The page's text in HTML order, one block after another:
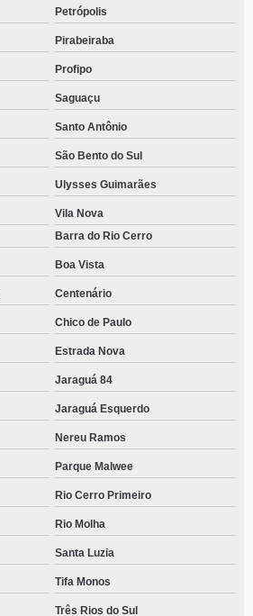
Petrópolis
Pirabeiraba
Profipo
Saguaçu
Santo Antônio
São Bento do Sul
Ulysses Guimarães
Vila Nova
Barra do Rio Cerro
Boa Vista
Centenário
Chico de Paulo
Estrada Nova
Jaraguá 84
Jaraguá Esquerdo
Nereu Ramos
Parque Malwee
Rio Cerro Primeiro
Rio Molha
Santa Luzia
Tifa Monos
Três Rios do Sul